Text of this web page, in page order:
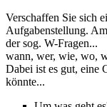
Verschaffen Sie sich
Aufgabenstellung.
der sog. W-Fragen...
wann, wer, wie, wo,
Dabei ist es gut, eine
könnte...